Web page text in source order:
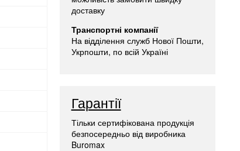
доставку
Транспортні компанії
На відділення служб Нової Пошти,
Укрпошти, по всій Україні
Гарантії
Тільки сертифікована продукція
безпосередньо від виробника
Buromax